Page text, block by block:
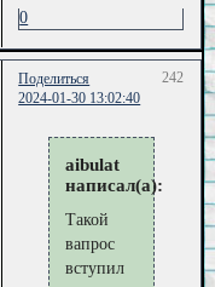
0
Поделиться
242
2024-01-30 13:02:40
aibulat
написал(а):
Такой
вапрос
вступил